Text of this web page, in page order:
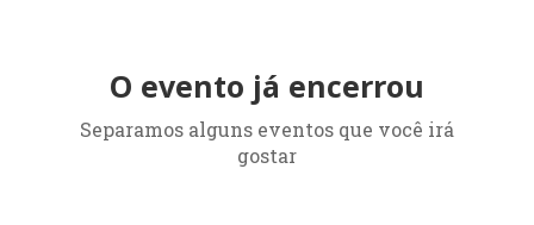
O evento já encerrou
Separamos alguns eventos que você irá
gostar